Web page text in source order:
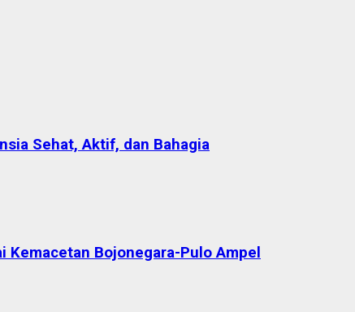
Sehat, Aktif, dan Bahagia
Kemacetan Bojonegara-Pulo Ampel